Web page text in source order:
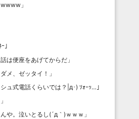
wwww 」
」
は便座をあげてからだ 」
メ、ゼッタイ！ 」
ュ式電話くらいでは？|д･) ｿｫｰｯ… 」
」
や。泣いとるし(´д｀)ｗｗｗ 」